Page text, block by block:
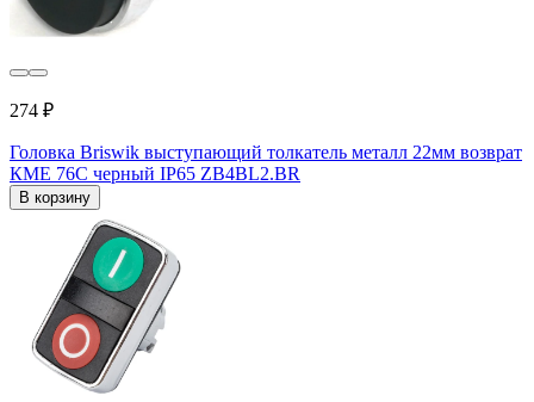
274 ₽
Головка Briswik выступающий толкатель металл 22мм возврат
КМЕ 76С черный IP65 ZB4BL2.BR
В корзину